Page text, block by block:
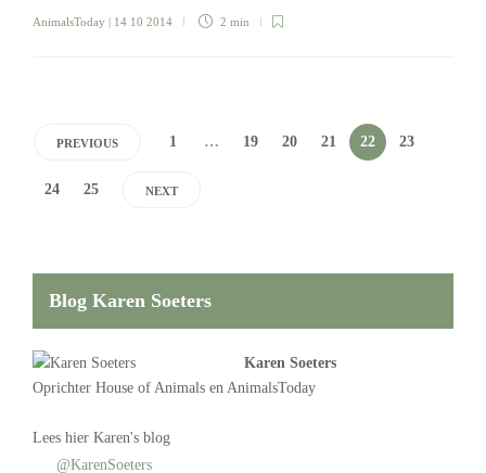
AnimalsToday | 14 10 2014 2 min
PREVIOUS 1 … 19 20 21 22 23
24 25 NEXT
Blog Karen Soeters
Karen Soeters
Oprichter House of Animals en AnimalsToday
Lees hier Karen's blog
@KarenSoeters